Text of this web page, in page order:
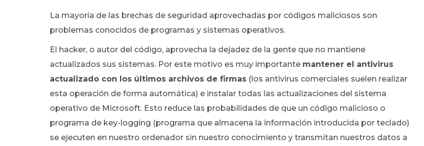
La mayoría de las brechas de seguridad aprovechadas por códigos maliciosos son
problemas conocidos de programas y sistemas operativos.
El hacker, o autor del código, aprovecha la dejadez de la gente que no mantiene
actualizados sus sistemas. Por este motivo es muy importante mantener el antivirus
actualizado con los últimos archivos de firmas (los antivirus comerciales suelen realizar
esta operación de forma automática) e instalar todas las actualizaciones del sistema
operativo de Microsoft. Esto reduce las probabilidades de que un código malicioso o
programa de key-logging (programa que almacena la información introducida por teclado)
se ejecuten en nuestro ordenador sin nuestro conocimiento y transmitan nuestros datos a